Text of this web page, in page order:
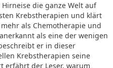
die ganze Welt auf
Krebstherapien und klärt
als Chemotherapie und
als eine der wenigen
er in dieser
Krebstherapien seine
erfährt der Leser, warum